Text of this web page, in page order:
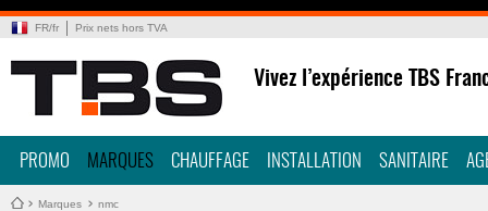
FR/fr Prix nets hors TVA
Vivez l’expérience TBS
PROMO MARQUES CHAUFFAGE INSTALLATION SANITAIRE
Marques nmc